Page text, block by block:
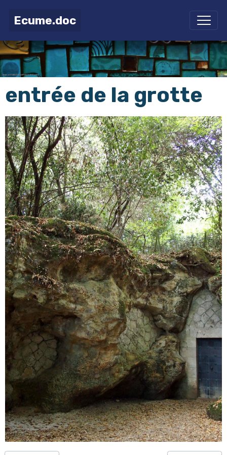
Ecume.doc
entrée de la grotte